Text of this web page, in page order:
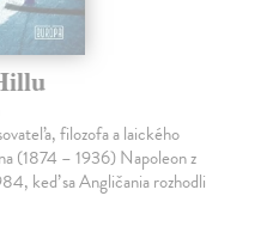
filozofa a laického
(1874 – 1936) Napoleon z
keď sa Angličania rozhodli